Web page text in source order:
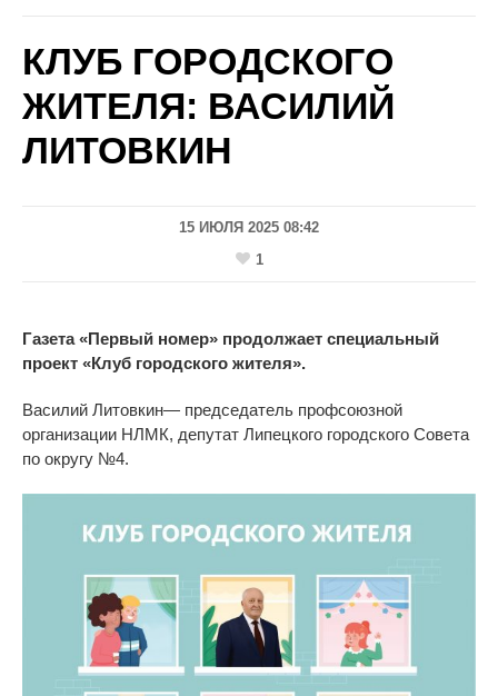
КЛУБ ГОРОДСКОГО
ЖИТЕЛЯ: ВАСИЛИЙ
ЛИТОВКИН
15 ИЮЛЯ 2025 08:42
1
Газета«Первый номер» продолжает специальный
проект «Клуб городского жителя».
Василий Литовкин— председатель профсоюзной
организации НЛМК, депутат Липецкого городского Совета
по округу №4.